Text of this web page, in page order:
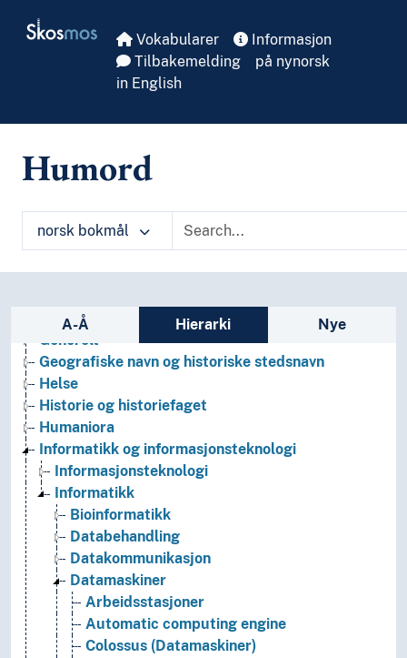
Skosmos Vokabularer
Informasjon
Tilbakemelding
på nynorsk
in English
Humord
norsk bokmål
Sidefelt: navigér i vokabularet på ulike
A-Å Hierarki Nye
Arkeologi
Bibliotekvitenskap
Filosofi
Folkegrupper
Fritid og sport
Generelt
Geografiske navn og historiske stedsnavn
Helse
Historie og historiefaget
Humaniora
Informatikk og informasjonsteknologi
Informasjonsteknologi
Informatikk
Bioinformatikk
Databehandling
Datakommunikasjon
Datamaskiner
Arbeidsstasjoner
Automatic computing engine
Colossus (Datamaskiner)